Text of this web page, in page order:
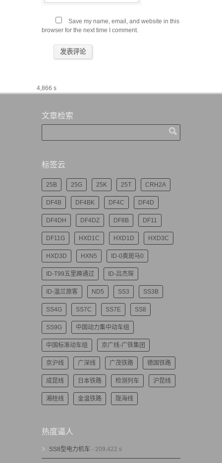
Save my name, email, and website in this
browser for the next time I comment.
4,866 s
文章检索
标签云
25B 25G 25K 25T CRH2A
DF4B DF4BK DF4C DF4D
DF4DH DF4DZ DF8B DF11
DF11G HXD1C HXD1D HXD3C
HXD3D HXN5 ID-0奥斑马0
ID-T99五里蹲通过 ID-吕杰琛
ID-温兰旅客 ND5 SS3 SS3B
SS4G SS7C SS7E SS8
SS9G 中国动力集中动车组
中国标准动车组 京广线-广铁集团
京沪线 广深线 广茂铁路 德国铁路
成昆线 日本铁路 检测列车 沪昆线
湘桂线 金温铁路 陇海线
热度逼人
SS8型电力机车 - 209,422 s